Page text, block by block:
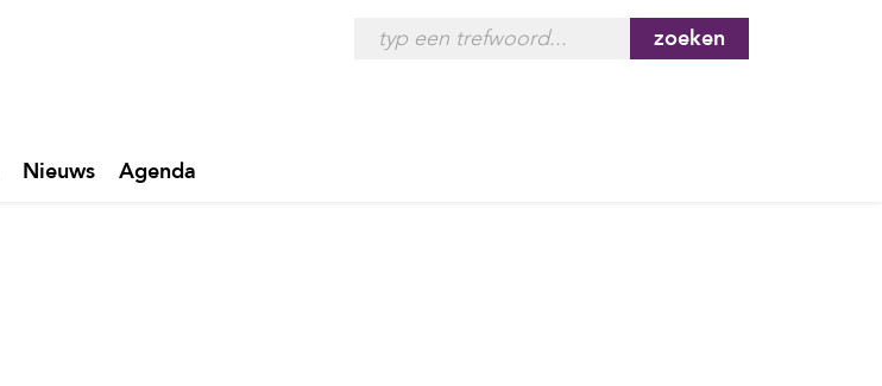
zoeken
Nieuws Agenda